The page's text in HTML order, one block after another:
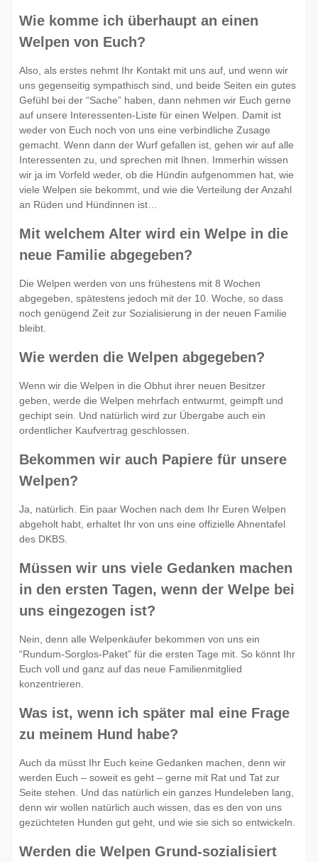
Wie komme ich überhaupt an einen
Welpen von Euch?
Also, als erstes nehmt Ihr Kontakt mit uns auf, und wenn wir
uns gegenseitig sympathisch sind, und beide Seiten ein gutes
Gefühl bei der “Sache” haben, dann nehmen wir Euch gerne
auf unsere Interessenten-Liste für einen Welpen. Damit ist
weder von Euch noch von uns eine verbindliche Zusage
gemacht. Wenn dann der Wurf gefallen ist, gehen wir auf alle
Interessenten zu, und sprechen mit Ihnen. Immerhin wissen
wir ja im Vorfeld weder, ob die Hündin aufgenommen hat, wie
viele Welpen sie bekommt, und wie die Verteilung der Anzahl
an Rüden und Hündinnen ist…
Mit welchem Alter wird ein Welpe in die
neue Familie abgegeben?
Die Welpen werden von uns frühestens mit 8 Wochen
abgegeben, spätestens jedoch mit der 10. Woche, so dass
noch genügend Zeit zur Sozialisierung in der neuen Familie
bleibt.
Wie werden die Welpen abgegeben?
Wenn wir die Welpen in die Obhut ihrer neuen Besitzer
geben, werde die Welpen mehrfach entwurmt, geimpft und
gechipt sein. Und natürlich wird zur Übergabe auch ein
ordentlicher Kaufvertrag geschlossen.
Bekommen wir auch Papiere für unsere
Welpen?
Ja, natürlich. Ein paar Wochen nach dem Ihr Euren Welpen
abgeholt habt, erhaltet Ihr von uns eine offizielle Ahnentafel
des DKBS.
Müssen wir uns viele Gedanken machen
in den ersten Tagen, wenn der Welpe bei
uns eingezogen ist?
Nein, denn alle Welpenkäufer bekommen von uns ein
“Rundum-Sorglos-Paket” für die ersten Tage mit. So könnt Ihr
Euch voll und ganz auf das neue Familienmitglied
konzentrieren.
Was ist, wenn ich später mal eine Frage
zu meinem Hund habe?
Auch da müsst Ihr Euch keine Gedanken machen, denn wir
werden Euch – soweit es geht – gerne mit Rat und Tat zur
Seite stehen. Und das natürlich ein ganzes Hundeleben lang,
denn wir wollen natürlich auch wissen, das es den von uns
gezüchteten Hunden gut geht, und wie sie sich so entwickeln.
Werden die Welpen Grund-sozialisiert